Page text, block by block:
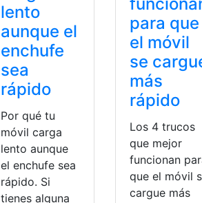
lento
aunque el
enchufe
sea
rápido
Por qué tu
móvil carga
lento aunque
el enchufe sea
rápido. Si
tienes alguna
para que
el móvil
se
más
rápido
Los 4 trucos
que mejor
funcionan
que el móvil
cargue más